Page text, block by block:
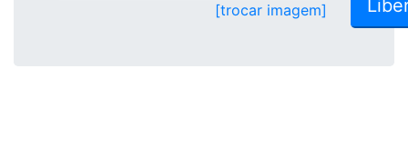
[trocar imagem]